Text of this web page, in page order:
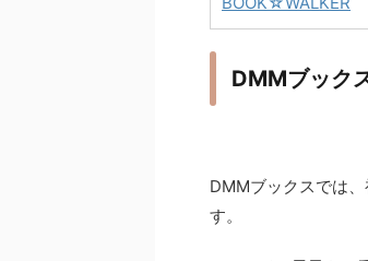
DMMブック
DMMブックスでは
す。